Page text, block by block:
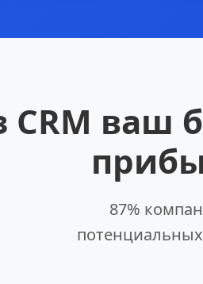
CRM ваш
87%
потенциальных